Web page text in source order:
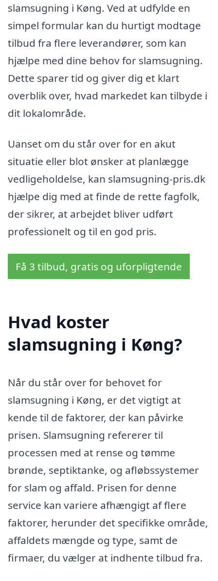
slamsugning i Køng. Ved at udfylde en
simpel formular kan du hurtigt modtage
tilbud fra flere leverandører, som kan
hjælpe med dine behov for slamsugning.
Dette sparer tid og giver dig et klart
overblik over, hvad markedet kan tilbyde i
dit lokalområde.
Uanset om du står over for en akut
situatie eller blot ønsker at planlægge
vedligeholdelse, kan slamsugning-pris.dk
hjælpe dig med at finde de rette fagfolk,
der sikrer, at arbejdet bliver udført
professionelt og til en god pris.
Få 3 tilbud, gratis og uforpligtende
Hvad koster
slamsugning i Køng?
Når du står over for behovet for
slamsugning i Køng, er det vigtigt at
kende til de faktorer, der kan påvirke
prisen. Slamsugning refererer til
processen med at rense og tømme
brønde, septiktanke, og afløbssystemer
for slam og affald. Prisen for denne
service kan variere afhængigt af flere
faktorer, herunder det specifikke område,
affaldets mængde og type, samt de
firmaer, du vælger at indhente tilbud fra.